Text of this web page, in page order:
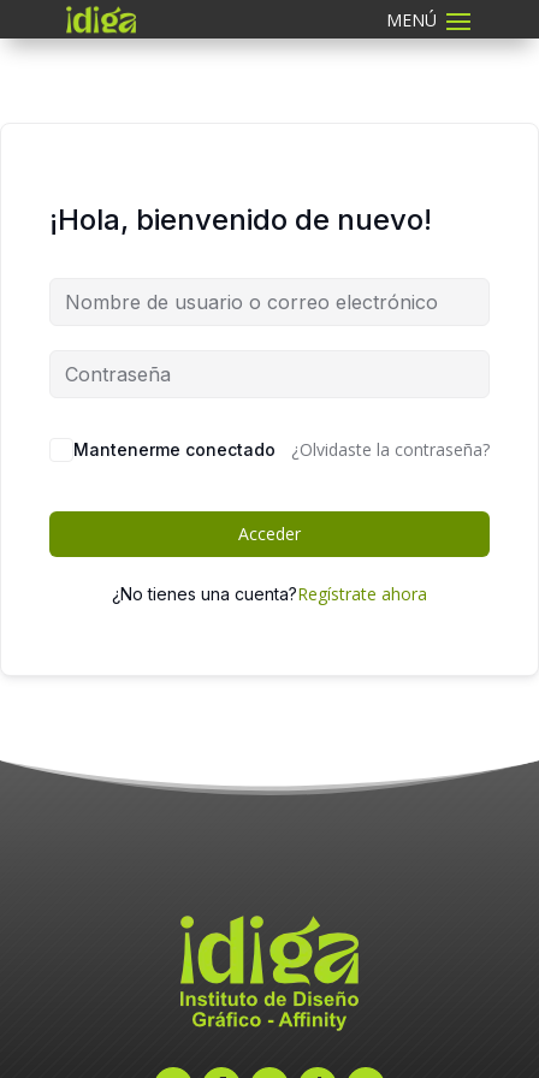
¡Hola, bienvenido de nuevo!
Mantenerme conectado ¿Olvidaste la contraseña?
Acceder
¿No tienes una cuenta?Regístrate ahora